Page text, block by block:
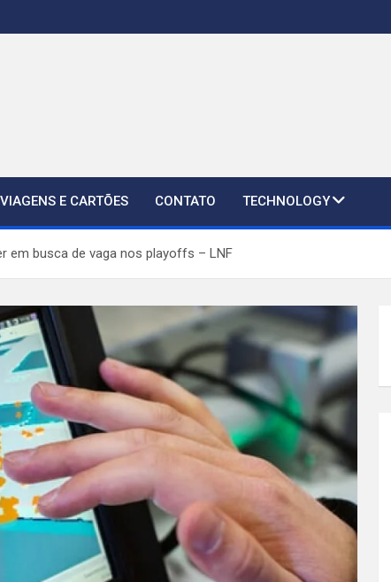
VIAGENS E CARTÕES CONTATO TECHNOLOGY
em busca de vaga nos playoffs – LNF